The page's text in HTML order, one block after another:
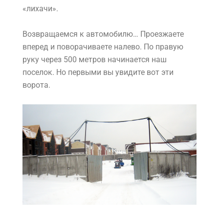
«лихачи».
Возвращаемся к автомобилю… Проезжаете
вперед и поворачиваете налево. По правую
руку через 500 метров начинается наш
поселок. Но первыми вы увидите вот эти
ворота.